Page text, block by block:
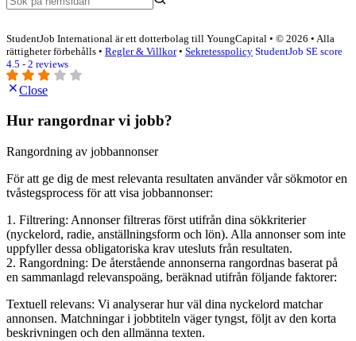
StudentJob International är ett dotterbolag till YoungCapital • © 2026 • Alla
rättigheter förbehålls • Regler & Villkor• Sekretesspolicy StudentJob SE score
4.5 - 2 reviews
Close
Hur rangordnar vi jobb?
Rangordning av jobbannonser
För att ge dig de mest relevanta resultaten använder vår sökmotor en
tvåstegsprocess för att visa jobbannonser:
1. Filtrering: Annonser filtreras först utifrån dina sökkriterier
(nyckelord, radie, anställningsform och lön). Alla annonser som inte
uppfyller dessa obligatoriska krav utesluts från resultaten.
2. Rangordning: De återstående annonserna rangordnas baserat på
en sammanlagd relevanspoäng, beräknad utifrån följande faktorer:
Textuell relevans: Vi analyserar hur väl dina nyckelord matchar
annonsen. Matchningar i jobbtiteln väger tyngst, följt av den korta
beskrivningen och den allmänna texten.